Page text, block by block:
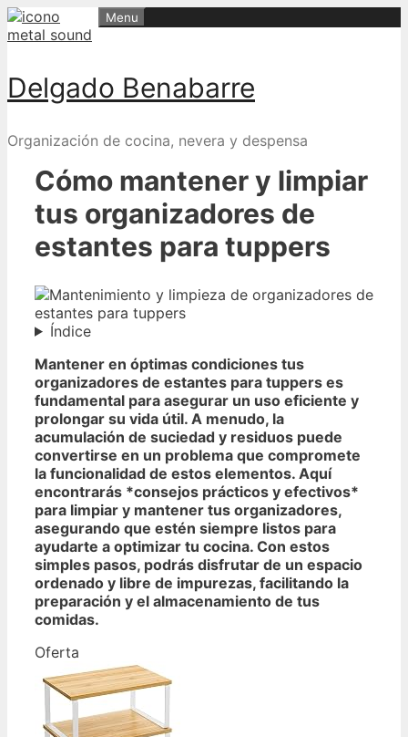
Skip
to
Delgado Benabarre
Organización de cocina, nevera y despensa
Menu
Cómo mantener y limpiar
tus organizadores de
estantes para tuppers
Índice
Mantener en óptimas condiciones tus
organizadores de estantes para tuppers es
fundamental para asegurar un uso eficiente y
prolongar su vida útil. A menudo, la
acumulación de suciedad y residuos puede
convertirse en un problema que compromete
la funcionalidad de estos elementos. Aquí
encontrarás *consejos prácticos y efectivos*
para limpiar y mantener tus organizadores,
asegurando que estén siempre listos para
ayudarte a optimizar tu cocina. Con estos
simples pasos, podrás disfrutar de un espacio
ordenado y libre de impurezas, facilitando la
preparación y el almacenamiento de tus
comidas.
Oferta